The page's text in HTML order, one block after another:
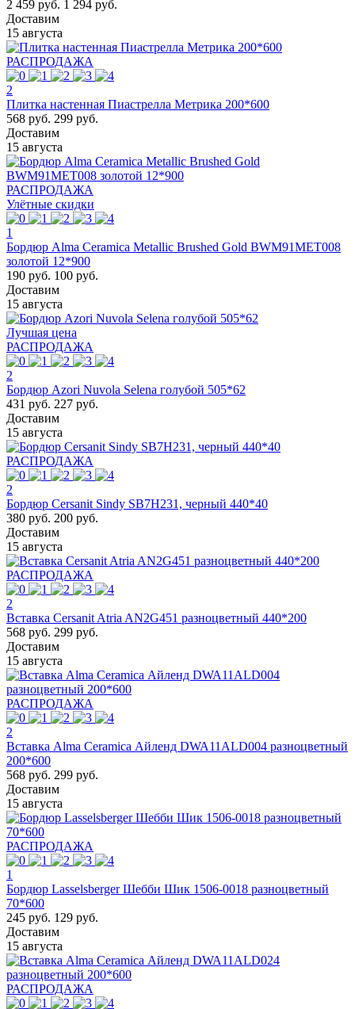
2 459 руб. 1 294 руб.
Доставим
15 августа
РАСПРОДАЖА
2
Плитка настенная Пиастрелла Метрика 200*600
568 руб. 299 руб.
Доставим
15 августа
РАСПРОДАЖА
Улётные скидки
1
Бордюр Alma Ceramica Metallic Brushed Gold BWM91MET008
золотой 12*900
190 руб. 100 руб.
Доставим
15 августа
Лучшая цена
РАСПРОДАЖА
2
Бордюр Azori Nuvola Selena голубой 505*62
431 руб. 227 руб.
Доставим
15 августа
РАСПРОДАЖА
2
Бордюр Cersanit Sindy SB7H231, черный 440*40
380 руб. 200 руб.
Доставим
15 августа
РАСПРОДАЖА
2
Вставка Cersanit Atria AN2G451 разноцветный 440*200
568 руб. 299 руб.
Доставим
15 августа
РАСПРОДАЖА
2
Вставка Alma Ceramica Айленд DWA11ALD004 разноцветный
200*600
568 руб. 299 руб.
Доставим
15 августа
РАСПРОДАЖА
1
Бордюр Lasselsberger Шебби Шик 1506-0018 разноцветный
70*600
245 руб. 129 руб.
Доставим
15 августа
РАСПРОДАЖА